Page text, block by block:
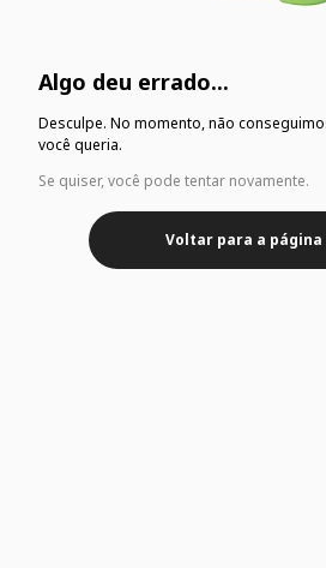
Algo deu errado...
Desculpe. No momento, não
você queria.
Se quiser, você pode tentar novamente.
Voltar para a